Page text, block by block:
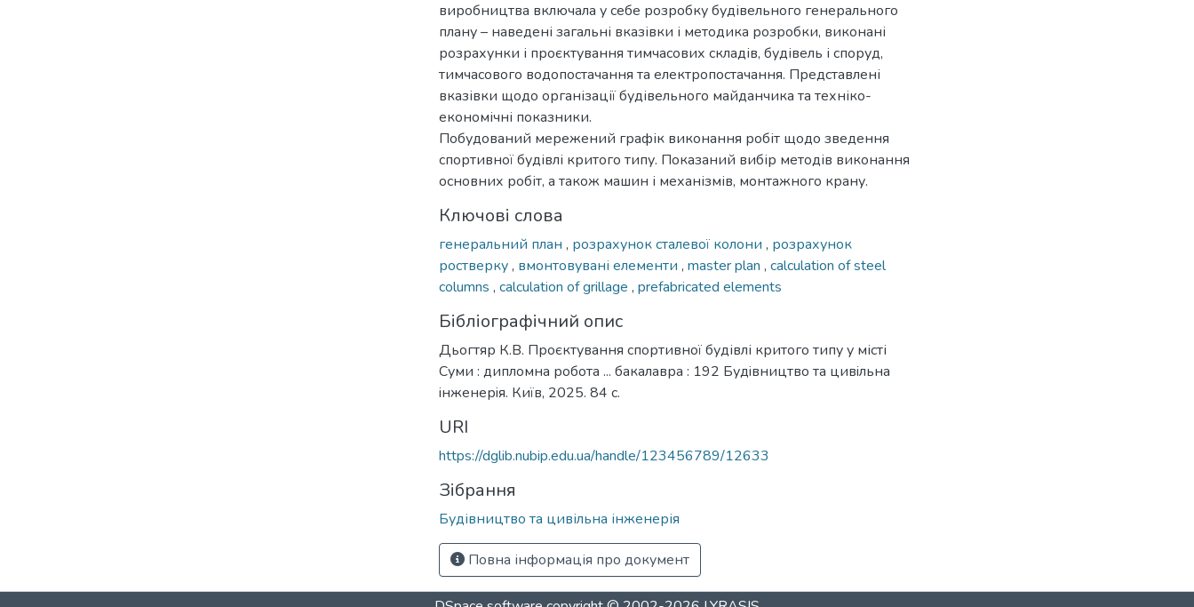
виробництва включала у себе розробку будівельного генерального
плану – наведені загальні вказівки і методика розробки, виконані
розрахунки і проєктування тимчасових складів, будівель і споруд,
тимчасового водопостачання та електропостачання. Представлені
вказівки щодо організації будівельного майданчика та техніко-
економічні показники.
Побудований мережений графік виконання робіт щодо зведення
спортивної будівлі критого типу. Показаний вибір методів виконання
основних робіт, а також машин і механізмів, монтажного крану.
Ключові слова
генеральний план , розрахунок сталевої колони , розрахунок
ростверку, вмонтовувані елементи , master plan , calculation of steel
columns , calculation of grillage , prefabricated elements
Бібліографічний опис
Дьогтяр К.В. Проєктування спортивної будівлі критого типу у місті
Суми : дипломна робота ... бакалавра : 192 Будiвництво тa цивiльнa
iнженерiя. Київ, 2025. 84 с.
URI
https://dglib.nubip.edu.ua/handle/123456789/12633
Зібрання
Будівництво та цивільна інженерія
Повна інформація про документ